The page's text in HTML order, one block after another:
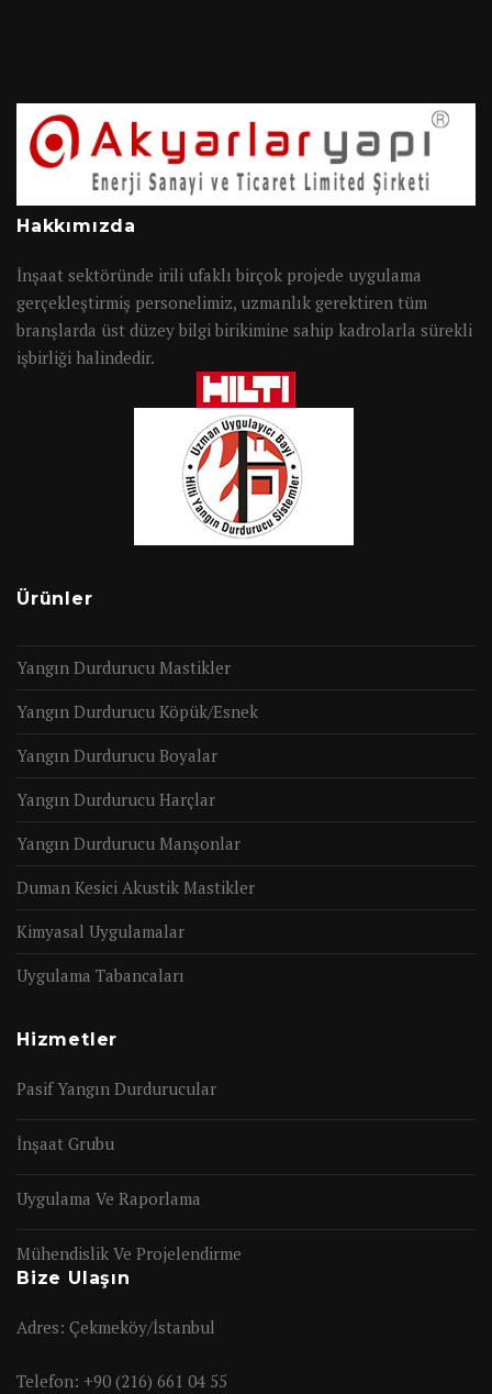
Hakkımızda
İnşaat sektöründe irili ufaklı birçok projede uygulama
gerçekleştirmiş personelimiz, uzmanlık gerektiren tüm
branşlarda üst düzey bilgi birikimine sahip kadrolarla sürekli
işbirliği halindedir.
Ürünler
Yangın Durdurucu Mastikler
Yangın Durdurucu Köpük/Esnek
Yangın Durdurucu Boyalar
Yangın Durdurucu Harçlar
Yangın Durdurucu Manşonlar
Duman Kesici Akustik Mastikler
Kimyasal Uygulamalar
Uygulama Tabancaları
Hizmetler
Pasif Yangın Durdurucular
İnşaat Grubu
Uygulama Ve Raporlama
Mühendislik Ve Projelendirme
Bize Ulaşın
Adres: Çekmeköy/İstanbul
Telefon: +90 (216) 661 04 55